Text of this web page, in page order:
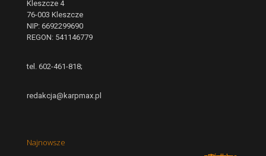
Kleszcze 4
76-003 Kleszcze
NIP: 6692299690
REGON: 541146779
tel. 602-461-818;
redakcja@karpmax.pl
Najnowsze